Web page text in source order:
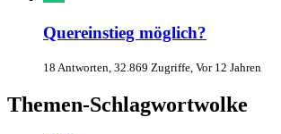
Quereinstieg möglich?
18 Antworten, 32.869 Zugriffe, Vor 12 Jahren
Themen-Schlagwortwolke